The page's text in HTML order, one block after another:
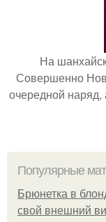
На
Совершенно
очередной
Популярные
Брюнетка в
свой внешний